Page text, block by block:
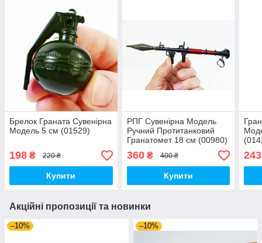
Брелок Граната Сувенірна
Модель 5 см (01529)
198 ₴ 220 ₴
Купити
РПГ Сувенірна Модель
Ручний Протитанковий
Гранатомет 18 см (00980)
360₴ 400 ₴
Купити
243
Акційні пропозиції та новинки
–10% –10%